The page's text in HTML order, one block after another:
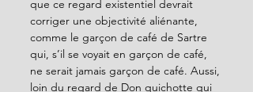
que ce regard existentiel devrait
corriger une objectivité aliénante,
comme le garçon de café de Sartre
qui, s’il se voyait en garçon de café,
ne serait jamais garçon de café. Aussi,
loin du regard de Don quichotte qui